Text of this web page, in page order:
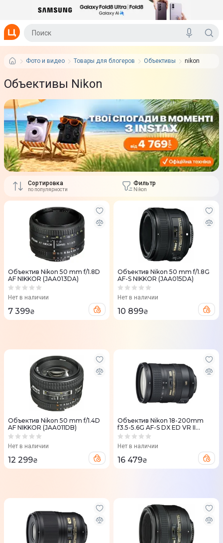
Фото и видео Товары для блогеров Объективы nikon
Объективы Nikon
Сортировка
по популярности
Фильтр
Nikon
Объектив Nikon 50 mm f/1.8D
AF NIKKOR (JAA013DA)
Нет в наличии
7 399₴
Объектив Nikon 50 mm f/1.8G
AF-S NIKKOR (JAA015DA)
Нет в наличии
10 899₴
Объектив Nikon 50 mm f/1.4D
AF NIKKOR (JAA011DB)
Нет в наличии
12 299₴
Объектив Nikon 18-200mm
f3.5-5.6G AF-S DX ED VR II
(JAA813DA)
Нет в наличии
16 479₴